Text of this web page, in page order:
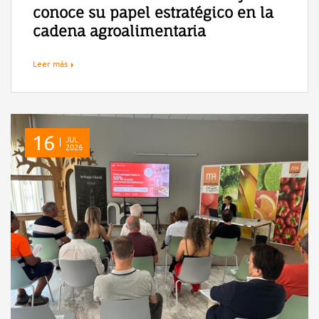
conoce su papel estratégico en la
cadena agroalimentaria
Leer más
16 JUL
2026